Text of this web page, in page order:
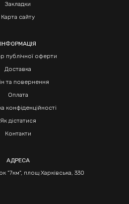
Закладки
Карта сайту
ІНФОРМАЦІЯ
публічної оферти
Доставка
та повернення
Оплата
конфіденційності
Як дістатися
Контакти
АДРЕСА
"7км", площ Харківська, 330